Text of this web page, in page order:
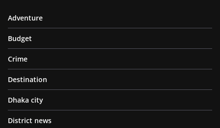
Adventure
Budget
Crime
Destination
Dhaka city
District news